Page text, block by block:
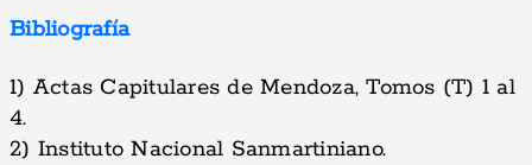
Bibliografía
1) Actas Capitulares de Mendoza, Tomos (T) 1 al
4.
2) Instituto Nacional Sanmartiniano.